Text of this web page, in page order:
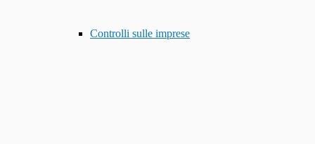
Controlli sulle imprese